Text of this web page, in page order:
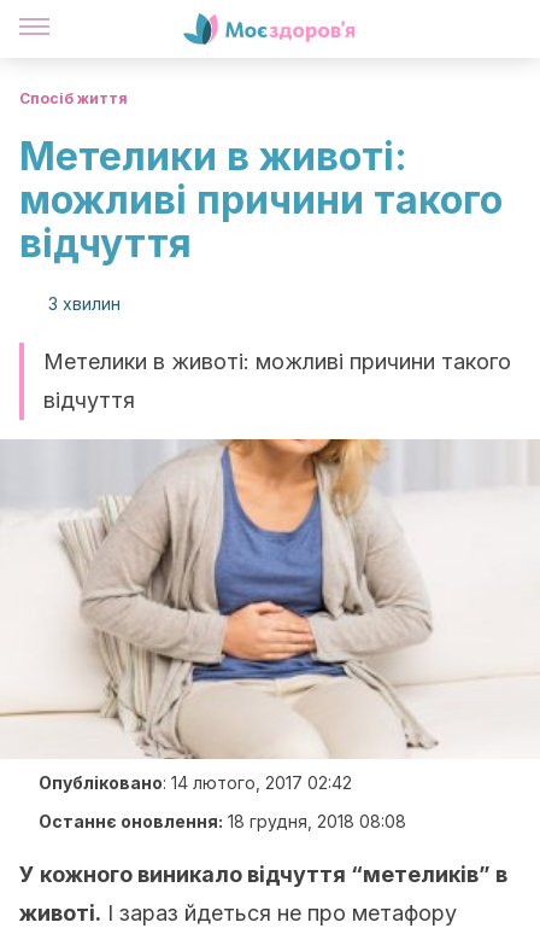
Спосіб життя
Метелики в животі:
можливі причини такого
відчуття
3 хвилин
Метелики в животі: можливі причини такого
відчуття
Опубліковано: 14 лютого, 2017 02:42
Останнє оновлення: 18 грудня, 2018 08:08
У кожного виникало відчуття “метеликів” в
животі. І зараз йдеться не про метафору